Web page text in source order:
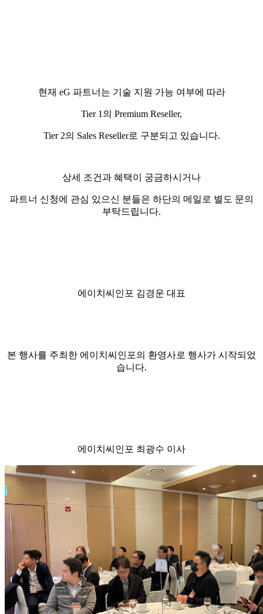
현재 eG 파트너는 기술 지원 가능 여부에 따라
Tier 1의 Premium Reseller,
Tier 2의 Sales Reseller로 구분되고 있습니다.
상세 조건과 혜택이 궁금하시거나
파트너 신청에 관심 있으신 분들은 하단의 메일로 별도 문의
부탁드립니다.
에이치씨인포 김경운 대표
본 행사를 주최한 에이치씨인포의 환영사로 행사가 시작되었
습니다.
에이치씨인포 최광수 이사